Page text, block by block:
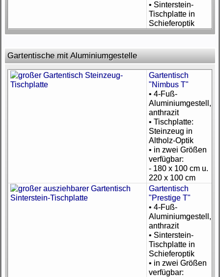
• Sinterstein-
Tischplatte in
Schieferoptik
Gartentische mit Aluminiumgestelle
Gartentisch
"Nimbus T"
• 4-Fuß-
Aluminiumgestell,
anthrazit
• Tischplatte:
Steinzeug in
Altholz-Optik
• in zwei Größen
verfügbar:
- 180 x 100 cm u.
220 x 100 cm
Gartentisch
"Prestige T"
• 4-Fuß-
Aluminiumgestell,
anthrazit
• Sinterstein-
Tischplatte in
Schieferoptik
• in zwei Größen
verfügbar: